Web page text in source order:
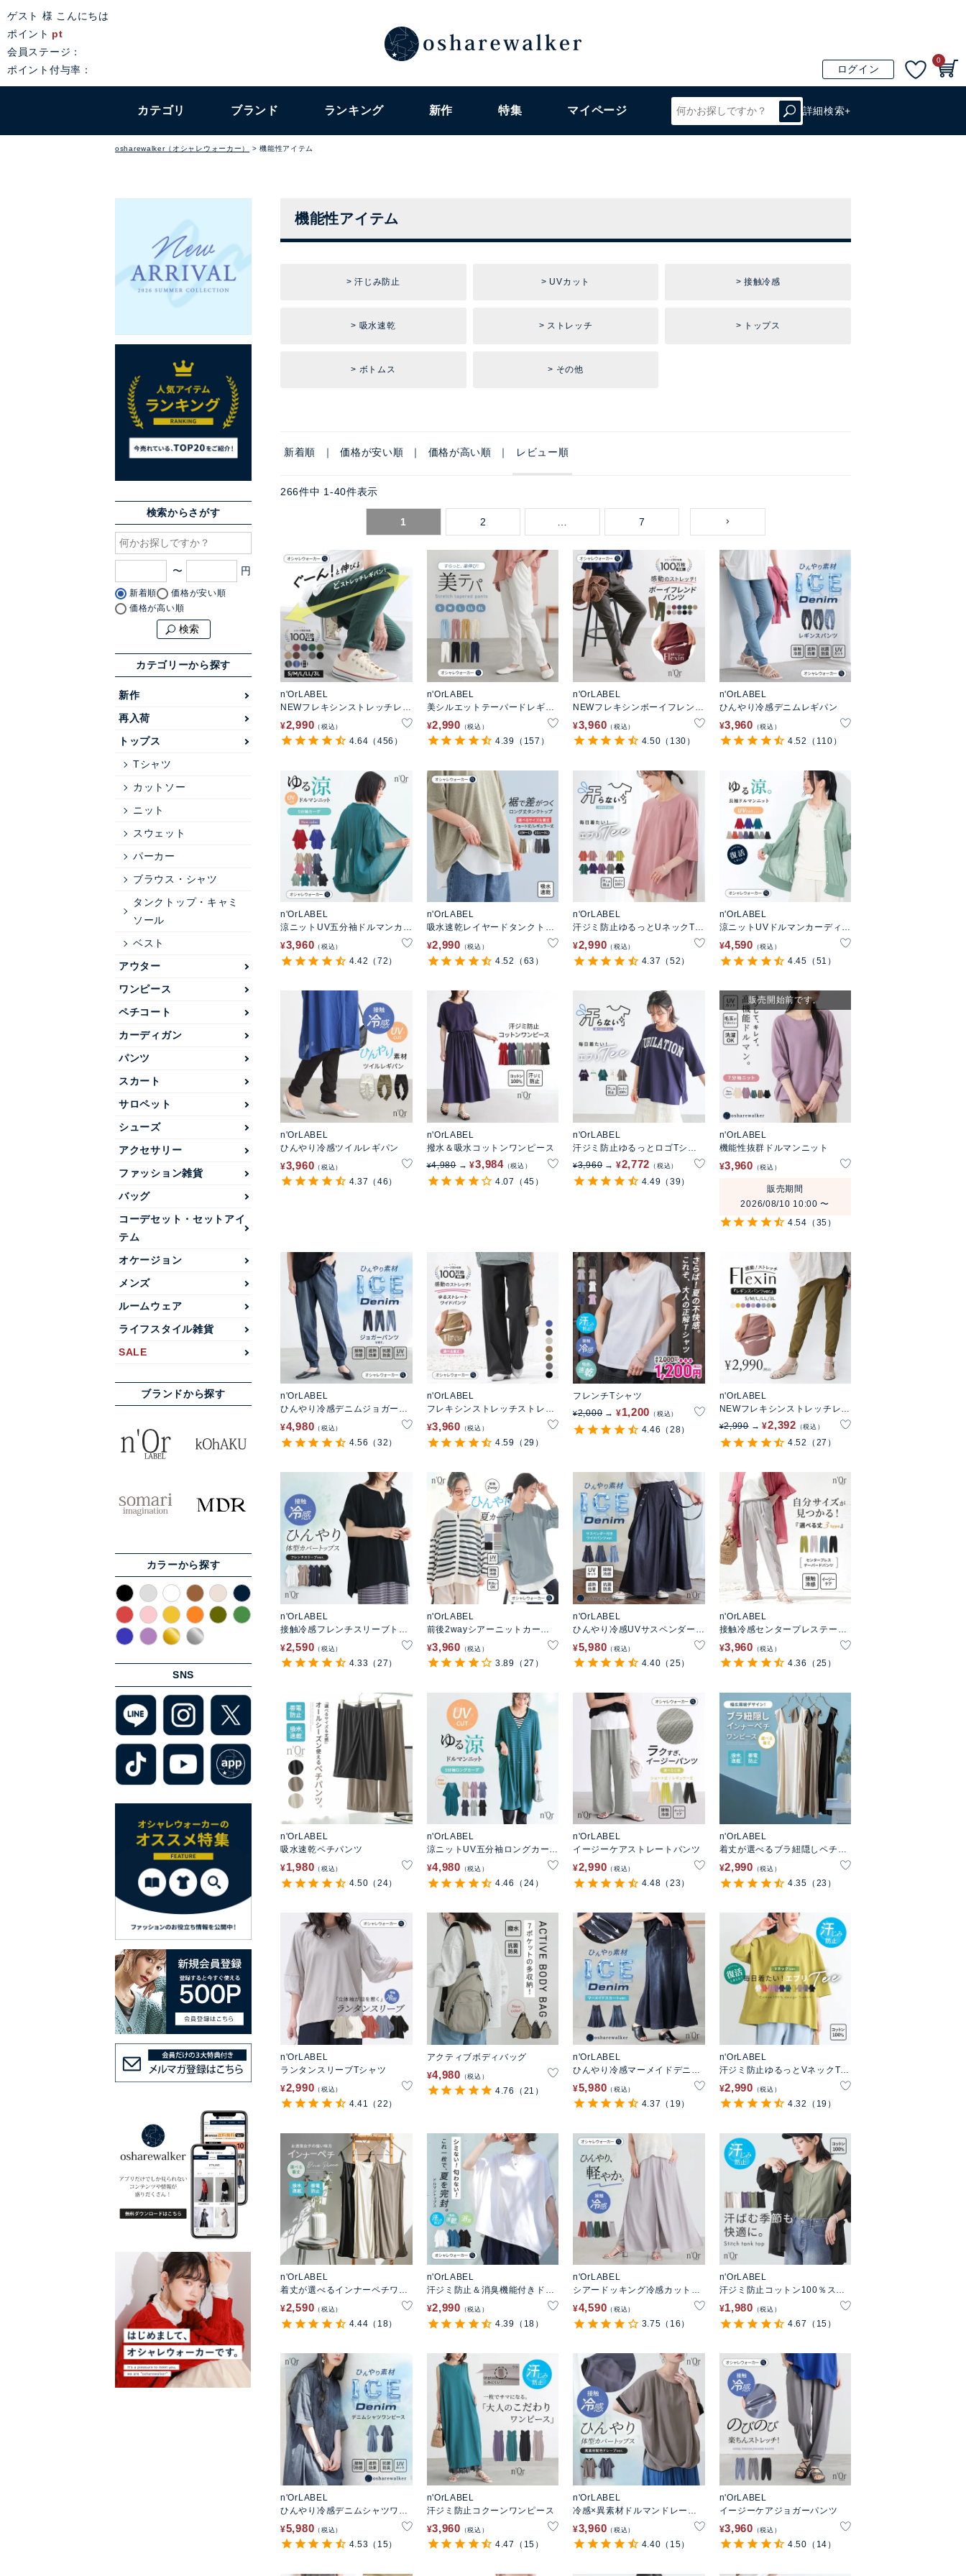
ゲスト 様 こんにちは
ポイント pt
会員ステージ：
ポイント付与率：
ログイン
0
カテゴリ ブランド ランキング 新作 特集 マイページ 詳細検索+
osharewalker（オシャレウォーカー） 機能性アイテム
検索からさがす
〜
新着順
価格が安い順
価格が高い順
検索
カテゴリーから探す
新作
再入荷
トップス
Tシャツ
カットソー
ニット
スウェット
パーカー
ブラウス・シャツ
タンクトップ・キャミ
ソール
ベスト
アウター
ワンピース
ペチコート
カーディガン
パンツ
スカート
サロペット
シューズ
アクセサリー
ファッション雑貨
バッグ
コーデセット・セットアイ
テム
オケージョン
メンズ
ルームウェア
ライフスタイル雑貨
SALE
ブランドから探す
カラーから探す
SNS
機能性アイテム
汗じみ防止 UVカット 接触冷感
吸水速乾 ストレッチ トップス
ボトムス その他
新着順 価格が安い順 価格が高い順 レビュー順
266件中 1 -40件表示
1 2 7
n'OrLABEL
NEWフレキシンストレッチレギ
パン
¥2,990 税込
4.64 （456）
n'OrLABEL
美シルエットテーパードレギパ
ン
¥2,990 税込
4.39 （157）
n'OrLABEL
NEWフレキシンボーイフレンド
パンツ
¥3,960 税込
4.50 （130）
n'OrLABEL
ひんやり冷感デニムレギパン
¥3,960 税込
4.52 （110）
n'OrLABEL
涼ニットUV五分袖ドルマンカー
ディガン
¥3,960 税込
4.42 （72）
n'OrLABEL
吸水速乾レイヤードタンクトッ
プ
¥2,990 税込
4.52 （63）
n'OrLABEL
汗ジミ防止ゆるっとUネックTシ
ャツ
¥2,990 税込
4.37 （52）
n'OrLABEL
涼ニットUVドルマンカーディガ
ン
¥4,590 税込
4.45 （51）
n'OrLABEL
ひんやり冷感ツイルレギパン
¥3,960 税込
4.37 （46）
n'OrLABEL
撥水＆吸水コットンワンピース
¥4,980 ¥3,984 税込
4.07 （45）
n'OrLABEL
汗ジミ防止ゆるっとロゴTシャ
ツ
¥3,960 ¥2,772 税込
4.49 （39）
n'OrLABEL
機能性抜群ドルマンニット
¥3,960 税込
販売開始前です。
販売期間
2026/08/10 10:00〜
4.54 （35）
n'OrLABEL
ひんやり冷感デニムジョガーパ
ンツ
¥4,980 税込
4.56 （32）
n'OrLABEL
フレキシンストレッチストレー
トワイドパンツ
¥3,960 税込
4.59 （29）
フレンチTシャツ
¥2,000 ¥1,200 税込
4.46 （28）
n'OrLABEL
NEWフレキシンストレッチレギ
パン
¥2,990 ¥2,392 税込
4.52 （27）
n'OrLABEL
接触冷感フレンチスリーブトッ
プス
¥2,590 税込
4.33 （27）
n'OrLABEL
前後2wayシアーニットカーデ
ィガン
¥3,960 税込
3.89 （27）
n'OrLABEL
ひんやり冷感UVサスペンダー付
きワイドデニムパンツ
¥5,980 税込
4.40 （25）
n'OrLABEL
接触冷感センタープレステーパ
ードカラーパンツ
¥3,960 税込
4.36 （25）
n'OrLABEL
吸水速乾ペチパンツ
¥1,980 税込
4.50 （24）
n'OrLABEL
涼ニットUV五分袖ロングカーデ
ィガン
¥4,980 税込
4.46 （24）
n'OrLABEL
イージーケアストレートパンツ
¥2,990 税込
4.48 （23）
n'OrLABEL
着丈が選べるブラ紐隠しペチワ
ンピース
¥2,990 税込
4.35 （23）
n'OrLABEL
ランタンスリーブTシャツ
¥2,990 税込
4.41 （22）
アクティブボディバッグ
¥4,980 税込
4.76 （21）
n'OrLABEL
ひんやり冷感マーメイドデニム
スカート
¥5,980 税込
4.37 （19）
n'OrLABEL
汗ジミ防止ゆるっとVネックTシ
ャツ
¥2,990 税込
4.32 （19）
n'OrLABEL
着丈が選べるインナーペチワン
ピース
¥2,590 税込
4.44 （18）
n'OrLABEL
汗ジミ防止＆消臭機能付きドル
マンカットソー
¥2,990 税込
4.39 （18）
n'OrLABEL
シアードッキング冷感カットソ
ーワイドパンツ
¥4,590 税込
3.75 （16）
n'OrLABEL
汗ジミ防止コットン100％ステ
ッチタンクトップ
¥1,980 税込
4.67 （15）
n'OrLABEL
ひんやり冷感デニムシャツワン
ピース
¥5,980 税込
4.53 （15）
n'OrLABEL
汗ジミ防止コクーンワンピース
¥3,960 税込
4.47 （15）
n'OrLABEL
冷感×異素材ドルマンドレープ
トップス
¥3,960 税込
4.40 （15）
n'OrLABEL
イージーケアジョガーパンツ
¥3,960 税込
4.50 （14）